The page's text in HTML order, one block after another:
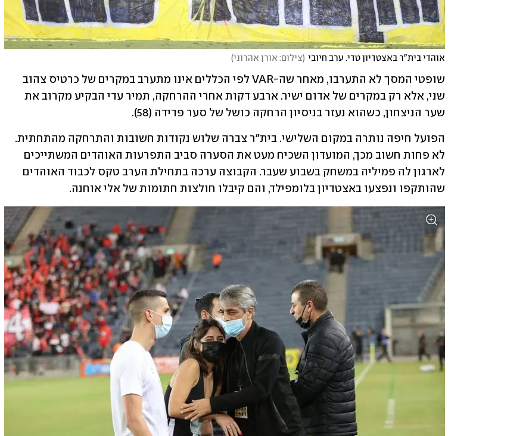
אוהדי בית"ר באצטדיון טדי. ערב חיובי (צילום: אורן אהרוני)
שער הניצחון, כשהוא נעזר בניסיון הרחקה כושל של סער פדידה (58).
שהותקפו ונפצעו באצטדיון בלומפילד, והם קיבלו חולצות חתומות של אלי אוחנה.